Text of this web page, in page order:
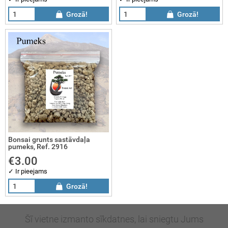
Grozā! Grozā!
Bonsai grunts sastāvdaļa
pumeks, Ref. 2916
€3.00
✓ Ir pieejams
Grozā!
dāvanas
gleznas
komplekti
Šī vietne izmanto sīkdatnes, lai sniegtu Jums